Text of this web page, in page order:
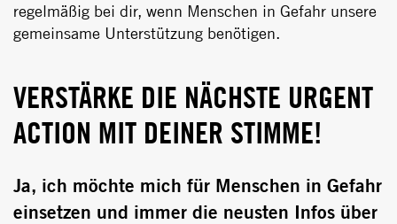
regelmäßig bei dir, wenn Menschen in Gefahr unsere
gemeinsame Unterstützung benötigen.
VERSTÄRKE DIE NÄCHSTE URGENT
ACTION MIT DEINER STIMME!
Ja, ich möchte mich für Menschen in Gefahr
einsetzen und immer die neusten Infos über